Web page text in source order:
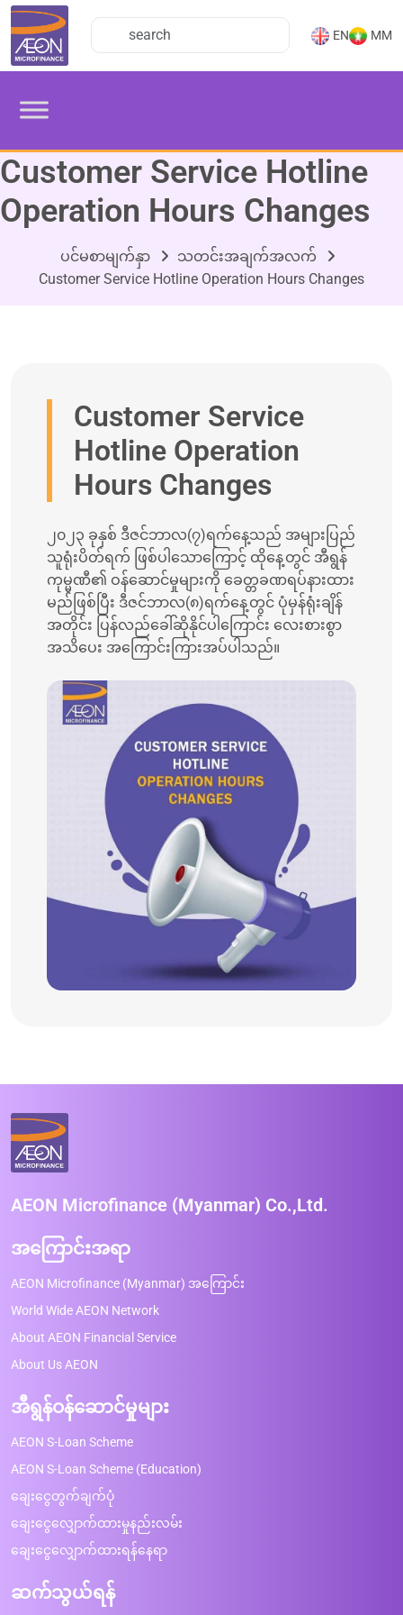
EN MM
Customer Service Hotline
Operation Hours Changes
ပင်မစာမျက်နှာ
သတင်းအချက်အလက်
Customer Service Hotline Operation Hours Changes
Customer Service
Hotline Operation
Hours Changes
၂၀၂၃ ခုနှစ် ဒီဇင်ဘာလ(၇)ရက်နေ့သည် အများပြည်
သူရုံးပိတ်ရက် ဖြစ်ပါသောကြောင့် ထိုနေ့တွင် အီရွန်
ကုမ္မဏီ၏ ဝန်ဆောင်မှုများကို ခေတ္တခဏရပ်နားထား
မည်ဖြစ်ပြီး ဒီဇင်ဘာလ(၈)ရက်နေ့တွင် ပုံမှန်ရုံးချိန်
အတိုင်း ပြန်လည်ခေါ်ဆိုနိုင်ပါကြောင်း လေးစားစွာ
အသိပေး အကြောင်းကြားအပ်ပါသည်။
AEON Microfinance (Myanmar) Co.,Ltd.
အကြောင်းအရာ
AEON Microfinance (Myanmar) အကြောင်း
World Wide AEON Network
About AEON Financial Service
About Us AEON
အီရွန်ဝန်ဆောင်မှုများ
AEON S-Loan Scheme
AEON S-Loan Scheme (Education)
ချေးငွေတွက်ချက်ပုံ
ချေးငွေလျှောက်ထားမှုနည်းလမ်း
ချေးငွေလျှောက်ထားရန်နေရာ
ဆက်သွယ်ရန်